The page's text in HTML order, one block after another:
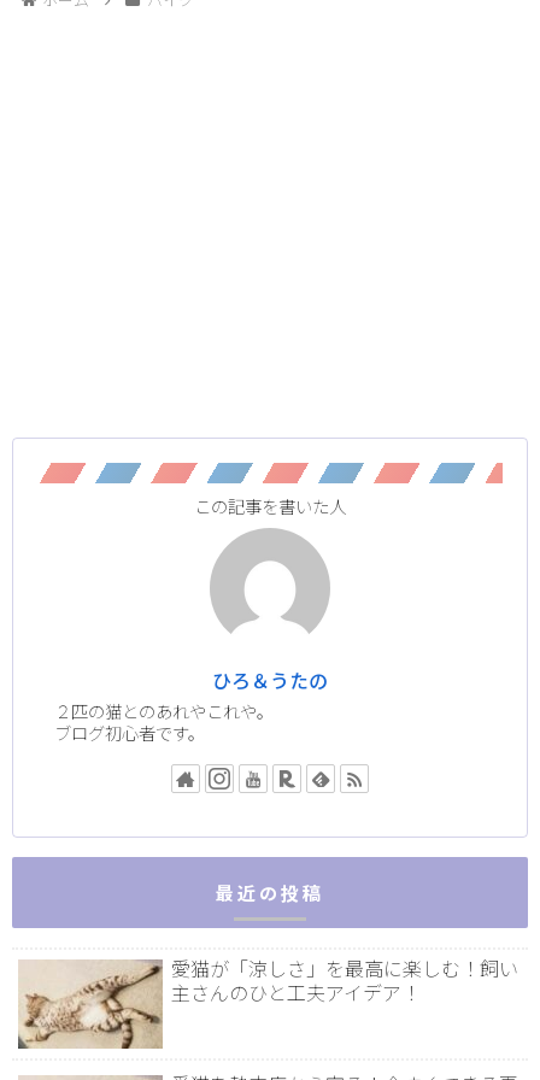
この記事を書いた人
ひろ＆うたの
２匹の猫とのあれやこれや。
ブログ初心者です。
最近の投稿
愛猫が「涼しさ」を最高に楽しむ！飼い
主さんのひと工夫アイデア！